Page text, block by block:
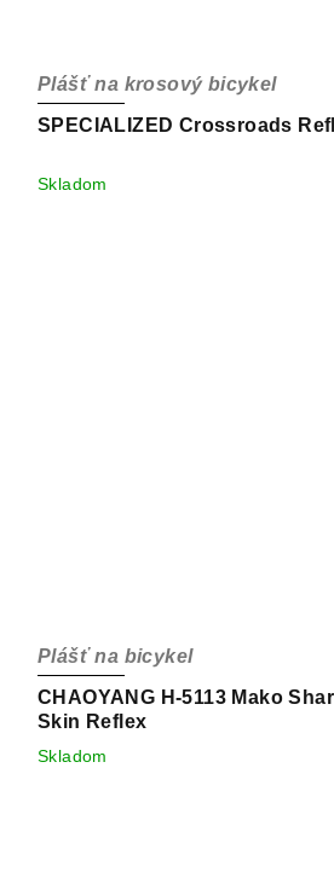
SPECIALIZED Crossroads
Plášť na krosový bicykel
Skladom
CHAOYANG H-5113 Mako
Skin Reflex
Plášť na bicykel
Skladom